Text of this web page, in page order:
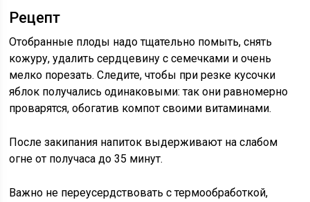
Рецепт
Отобранные плоды надо тщательно помыть, снять
кожуру, удалить сердцевину с семечками и очень
мелко порезать. Следите, чтобы при резке кусочки
яблок получались одинаковыми: так они равномерно
проварятся, обогатив компот своими витаминами.
После закипания напиток выдерживают на слабом
огне от получаса до 35 минут.
Важно не переусердствовать с термообработкой,